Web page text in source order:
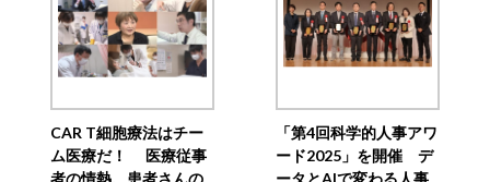
CAR T細胞療法はチー
ム医療だ！ 医療従事
者の情熱、患者さんの
「第4回科学的人事アワ
ード2025」を開催 デ
ータとAIで変わる人事